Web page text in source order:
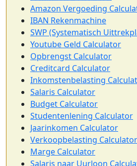
Amazon Vergoeding
IBAN Rekenmachine
SWP (Systematisch
Youtube Geld Calculator
Opbrengst Calculator
Creditcard Calculator
Inkomstenbelasting
Salaris Calculator
Budget Calculator
Studentenlening Calculator
Jaarinkomen Calculator
Verkoopbelasting Calculator
Marge Calculator
Salaris naar Uurloon